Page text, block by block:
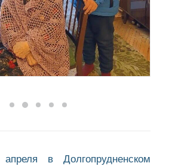
в Долгопрудненском